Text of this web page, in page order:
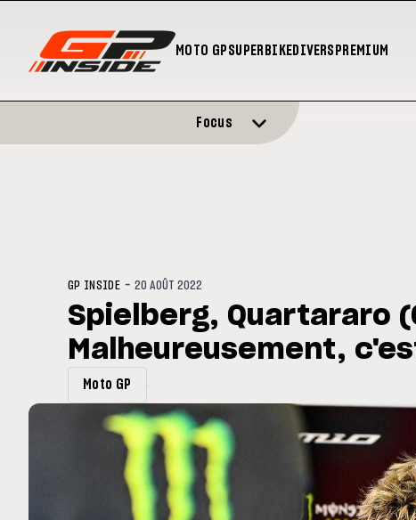
MOTO GPSUPERBIKEDIVERS PREMIUM
Ce club spécial dans
MOTO GP
Silverstone : Horaires et
Grande-Bretagne
Focus
GP INSIDE -20 AOÛT 2022
Spielberg, Quartararo
Malheureusement,
Moto GP